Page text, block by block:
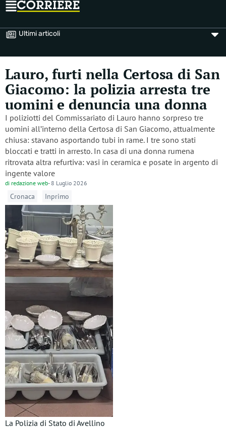
Ultimi articoli
Lauro, furti nella Certosa di San
Giacomo: la polizia arresta tre
uomini e denuncia una donna
I poliziotti del Commissariato di Lauro hanno sorpreso tre
uomini all’interno della Certosa di San Giacomo, attualmente
chiusa: stavano asportando tubi in rame. I tre sono stati
bloccati e tratti in arresto. In casa di una donna rumena
ritrovata altra refurtiva: vasi in ceramica e posate in argento di
ingente valore
di redazione web- 8 Luglio 2026
Cronaca Inprimo
La Polizia di Stato di Avellino